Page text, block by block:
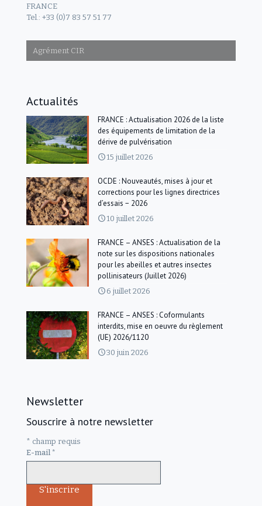
FRANCE
Tel.: +33 (0)7 83 57 51 77
Agrément CIR
Actualités
FRANCE : Actualisation 2026 de la liste
des équipements de limitation de la
dérive de pulvérisation
15 juillet 2026
OCDE : Nouveautés, mises à jour et
corrections pour les lignes directrices
d’essais − 2026
10 juillet 2026
FRANCE – ANSES : Actualisation de la
note sur les dispositions nationales
pour les abeilles et autres insectes
pollinisateurs (Juillet 2026)
6 juillet 2026
FRANCE – ANSES : Coformulants
interdits, mise en oeuvre du règlement
(UE) 2026/1120
30 juin 2026
Newsletter
Souscrire à notre newsletter
* champ requis
E-mail *